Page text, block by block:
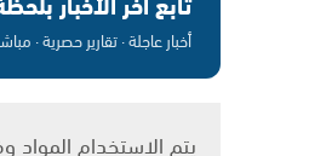
أخبار عاجلة · تقارير حصرية ·